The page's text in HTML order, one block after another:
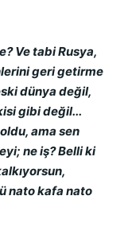
Ve tabi Rusya,
geri getirme
dünya değil,
gibi değil...
ama sen
ne iş? Belli ki
nato kafa nato